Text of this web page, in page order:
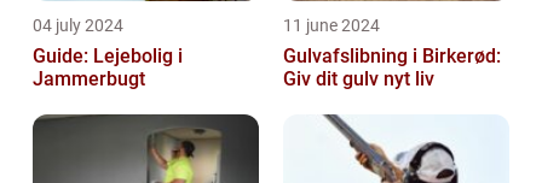
04 july 2024
Guide: Lejebolig i
Jammerbugt
11 june 2024
Gulvafslibning i Birkerød:
Giv dit gulv nyt liv